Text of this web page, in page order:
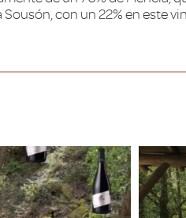
con un 22% en este